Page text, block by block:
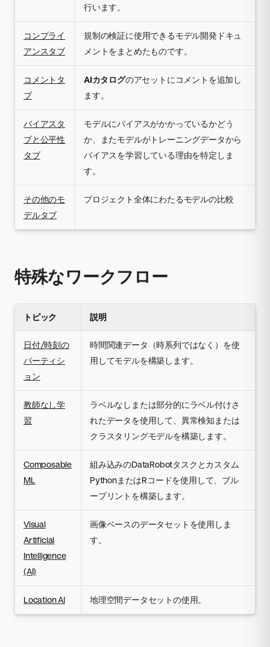
行います。
コンプライ
アンスタブ
規制の検証に使用できるモデル開発ドキュ
メントをまとめたものです。
コメントタ
ブ
AIカタログのアセットにコメントを追加し
ます。
バイアスタ
ブと公平性
タブ
モデルにバイアスがかかっているかどう
か、またモデルがトレーニングデータから
バイアスを学習している理由を特定しま
す。
その他のモ
デルタブ
プロジェクト全体にわたるモデルの比較
特殊なワークフロー
トピック 説明
日付/時刻の
パーティシ
ョン
時間関連データ（時系列ではなく）を使
用してモデルを構築します。
教師なし学
習
ラベルなしまたは部分的にラベル付けさ
れたデータを使用して、異常検知または
クラスタリングモデルを構築します。
Composable
ML
組み込みのDataRobotタスクとカスタム
PythonまたはRコードを使用して、ブル
ープリントを構築します。
Visual
Artificial
Intelligence
(AI)
画像ベースのデータセットを使用しま
す。
Location AI 地理空間データセットの使用。